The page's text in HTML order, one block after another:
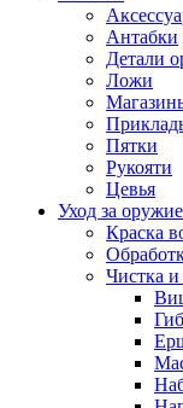
Антабки
Детали
Ложи
Пятки
Рукояти
Цевья
Уход за
Краска
Чистка и